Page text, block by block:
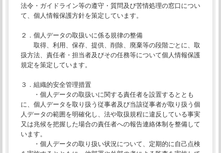
法令・ガイドライン等の遵守・質問及び苦情処理の窓口につい
て、個人情報保護方針を策定しています。
２．個人データの取扱いに係る規律の整備
取得、利用、保存、提供、削除、廃棄等の段階ごとに、取
扱方法、責任者・担当者及びその任務等について個人情報保護
規定を策定しています。
３．組織的安全管理措置
・個人データの取扱いに関する責任者を設置するととも
に、個人データを取り扱う従事者及び当該従事者が取り扱う個
人データの範囲を明確化し、法や取扱規程に違反している事実
又は兆候を把握した場合の責任者への報告連絡体制を整備して
います。
・個人データの取り扱い状況について、定期的に自己点検